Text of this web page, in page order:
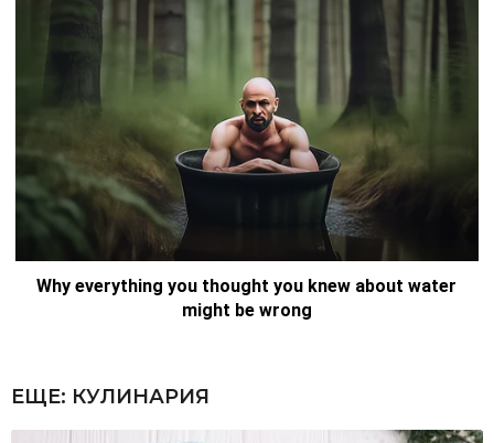
ЕЩЕ: КУЛИНАРИЯ